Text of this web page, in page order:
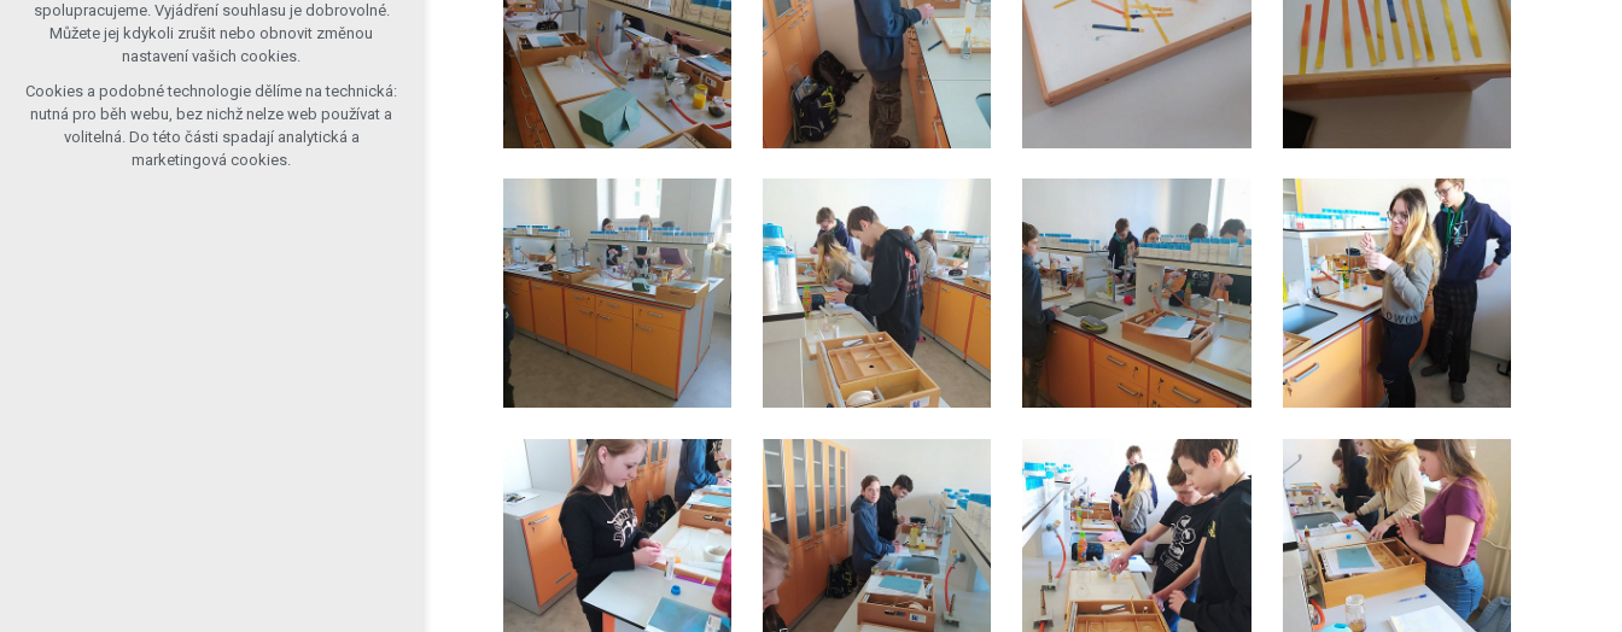
Více informací o cookies na našem webu
Přijmout všechny cookies
Odmítnout vše
spolupracujeme. Vyjádření souhlasu je dobrovolné.
Můžete jej kdykoli zrušit nebo obnovit změnou
nastavení vašich cookies.
Cookies a podobné technologie dělíme na technická:
nutná pro běh webu, bez nichž nelze web používat a
volitelná. Do této části spadají analytická a
marketingová cookies.